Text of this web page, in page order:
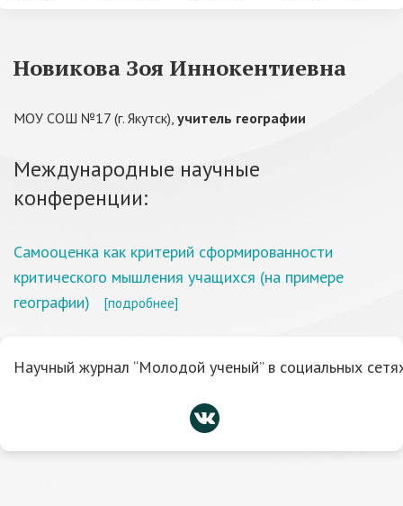
Новикова Зоя Иннокентиевна
МОУ СОШ №17 (г. Якутск), учитель географии
Международные научные
конференции:
Самооценка как критерий сформированности
критического мышления учащихся (на примере
географии)
[подробнее]
Научный журнал “Молодой ученый” в социальных